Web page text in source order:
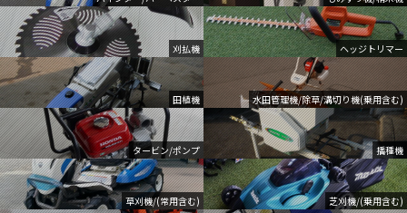
刈払機 ヘッジトリマー
田植機 水田管理機/除草/溝切り機(乗用含む)
タービン/ポンプ 播種機
草刈機/(常用含む) 芝刈機/(乗用含む)